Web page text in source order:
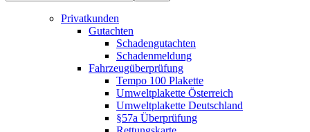
Privatkunden
Gutachten
Schadengutachten
Schadenmeldung
Fahrzeugüberprüfung
Tempo 100 Plakette
Umweltplakette Österreich
Umweltplakette Deutschland
§57a Überprüfung